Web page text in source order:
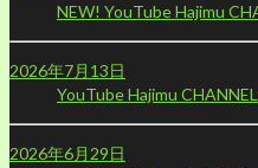
NEW! YouTube Hajimu
2026年7月13日
YouTube Hajimu
2026年6月29日